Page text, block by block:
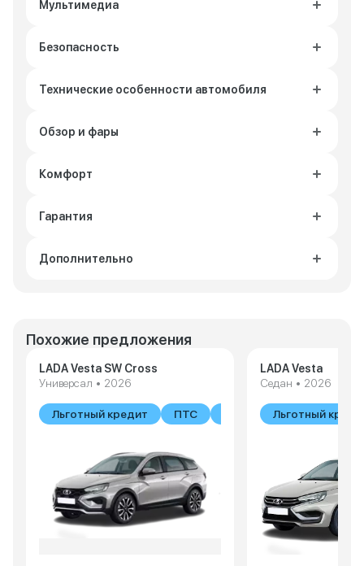
Мультимедиа
Безопасность
Технические особенности автомобиля
Обзор и фары
Комфорт
Гарантия
Дополнительно
Похожие предложения
LADA Vesta SW Cross
Универсал • 2026
Льготный кредит ПТС В наличии
LADA Vesta
Седан • 2026
Льготный